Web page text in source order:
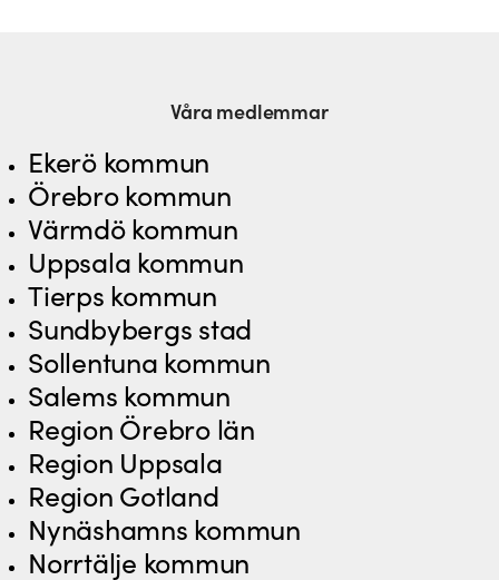
Våra medlemmar
Ekerö kommun
Örebro kommun
Värmdö kommun
Uppsala kommun
Tierps kommun
Sundbybergs stad
Sollentuna kommun
Salems kommun
Region Örebro län
Region Uppsala
Region Gotland
Nynäshamns kommun
Norrtälje kommun